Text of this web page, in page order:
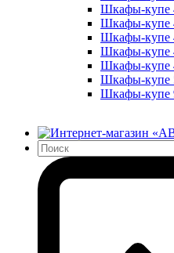
Шкафы-купе
Шкафы-купе
Шкафы-купе
Шкафы-купе
Шкафы-купе
Шкафы-купе
Шкафы-купе